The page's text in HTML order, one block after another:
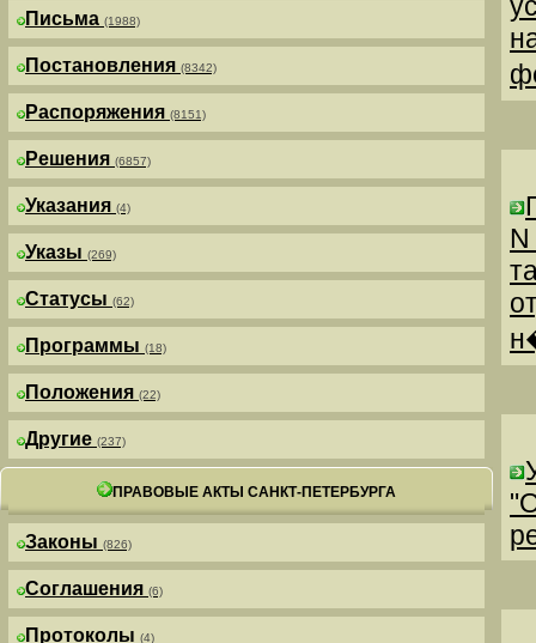
Письма (1988)
Постановления (8342)
Распоряжения (8151)
Решения (6857)
Указания (4)
Указы (269)
Статусы (62)
Программы (18)
Положения (22)
Другие (237)
ПРАВОВЫЕ АКТЫ САНКТ-ПЕТЕРБУРГА
Законы (826)
Соглашения (6)
Протоколы (4)